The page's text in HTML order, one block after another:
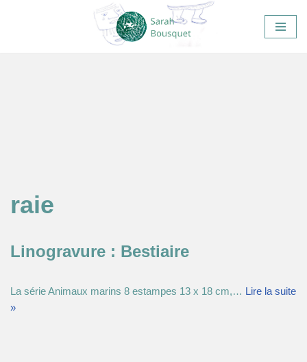
raie
Linogravure : Bestiaire
La série Animaux marins 8 estampes 13 x 18 cm,… Lire la suite
»